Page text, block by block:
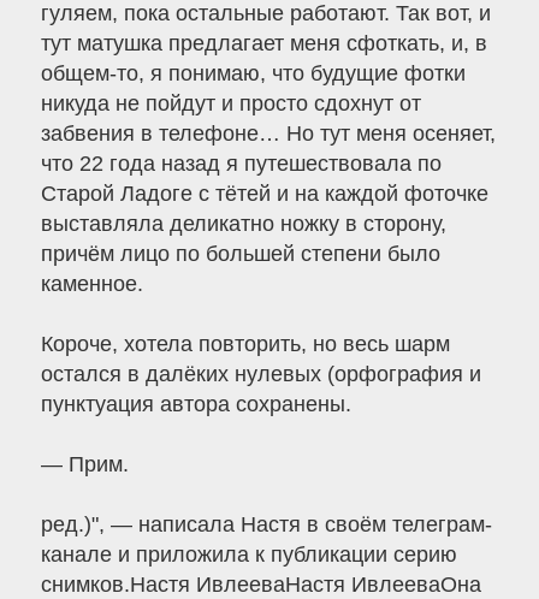
гуляем, пока остальные работают. Так вот, и
тут матушка предлагает меня сфоткать, и, в
общем-то, я понимаю, что будущие фотки
никуда не пойдут и просто сдохнут от
забвения в телефоне… Но тут меня осеняет,
что 22 года назад я путешествовала по
Старой Ладоге с тётей и на каждой фоточке
выставляла деликатно ножку в сторону,
причём лицо по большей степени было
каменное.
Короче, хотела повторить, но весь шарм
остался в далёких нулевых (орфография и
пунктуация автора сохранены.
— Прим.
ред.)", — написала Настя в своём телеграм-
канале и приложила к публикации серию
снимков.Настя ИвлееваНастя ИвлееваОна